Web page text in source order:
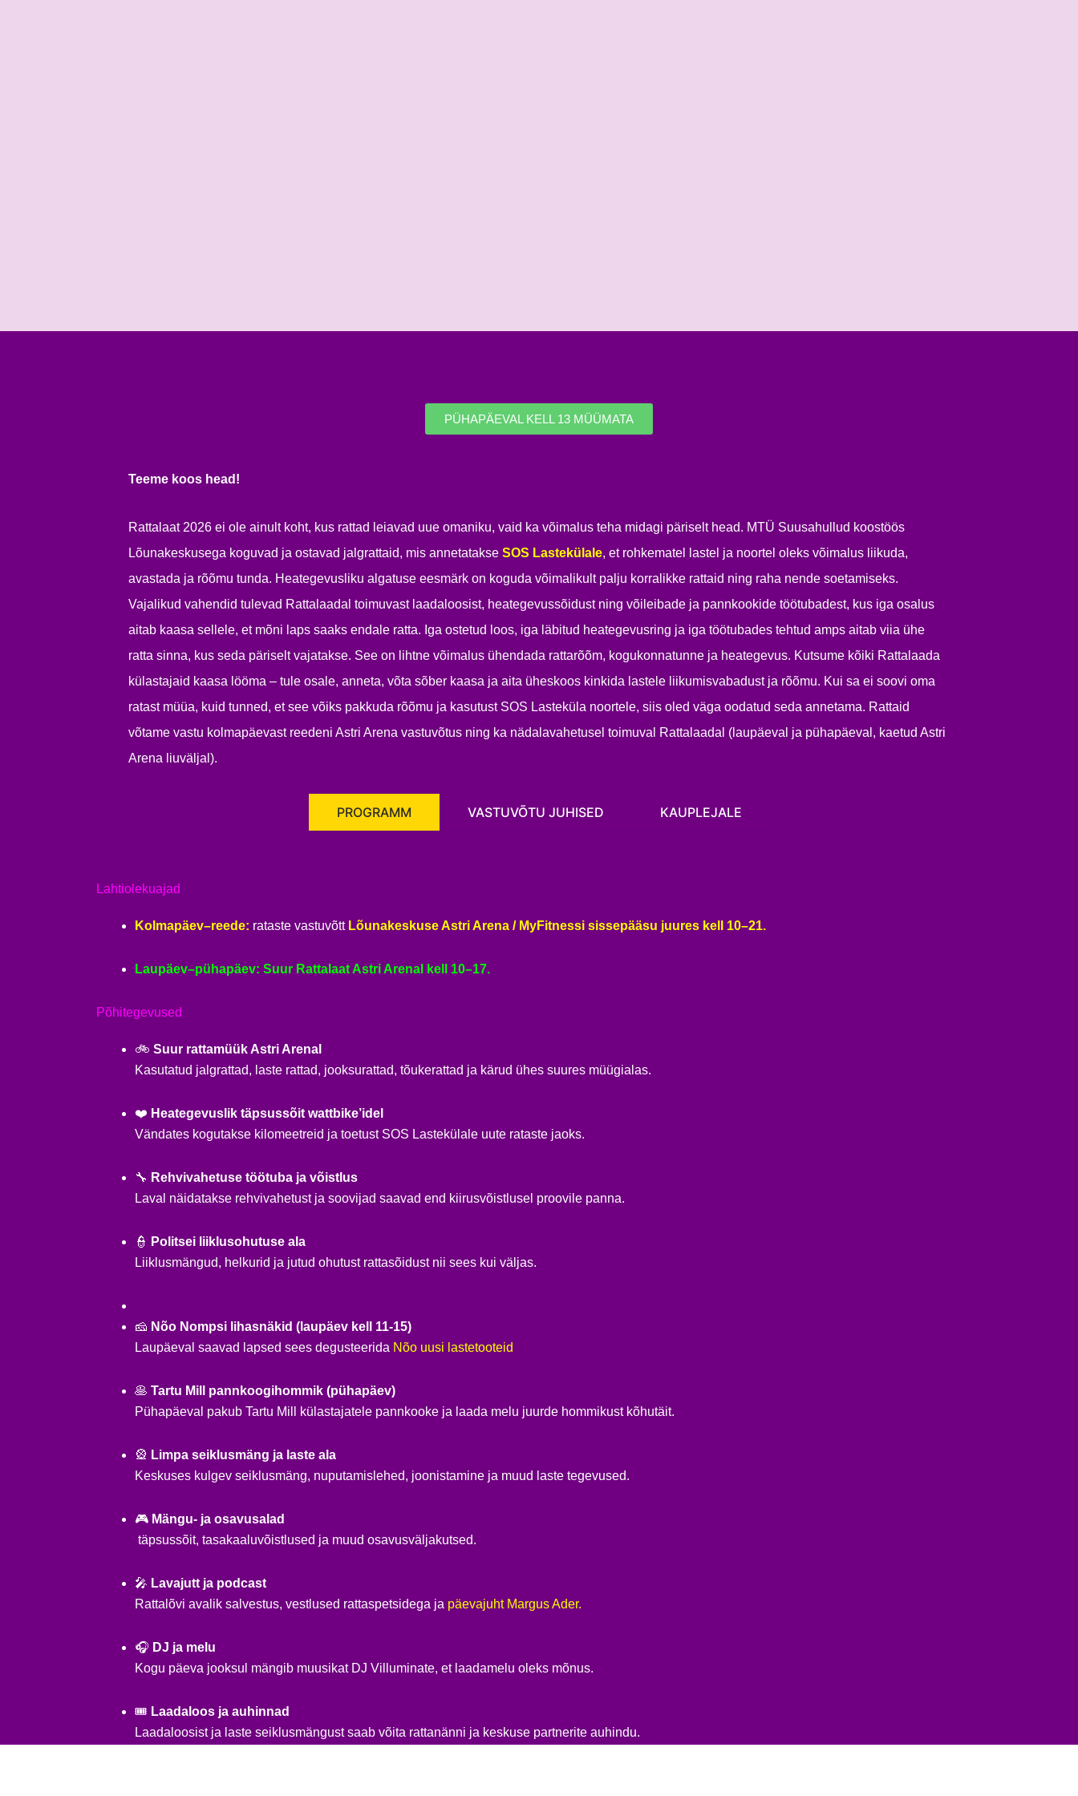
PÜHAPÄEVAL KELL 13 MÜÜMATA
Teeme koos head!
Rattalaat 2026 ei ole ainult koht, kus rattad leiavad uue omaniku, vaid ka võimalus teha midagi päriselt head. MTÜ Suusahullud koostöös
Lõunakeskusega koguvad ja ostavad jalgrattaid, mis annetatakse SOS Lastekülale, et rohkematel lastel ja noortel oleks võimalus liikuda,
avastada ja rõõmu tunda. Heategevusliku algatuse eesmärk on koguda võimalikult palju korralikke rattaid ning raha nende soetamiseks.
Vajalikud vahendid tulevad Rattalaadal toimuvast laadaloosist, heategevussõidust ning võileibade ja pannkookide töötubadest, kus iga osalus
aitab kaasa sellele, et mõni laps saaks endale ratta. Iga ostetud loos, iga läbitud heategevusring ja iga töötubades tehtud amps aitab viia ühe
ratta sinna, kus seda päriselt vajatakse. See on lihtne võimalus ühendada rattarõõm, kogukonnatunne ja heategevus. Kutsume kõiki Rattalaada
külastajaid kaasa lööma – tule osale, anneta, võta sõber kaasa ja aita üheskoos kinkida lastele liikumisvabadust ja rõõmu. Kui sa ei soovi oma
ratast müüa, kuid tunned, et see võiks pakkuda rõõmu ja kasutust SOS Lasteküla noortele, siis oled väga oodatud seda annetama. Rattaid
võtame vastu kolmapäevast reedeni Astri Arena vastuvõtus ning ka nädalavahetusel toimuval Rattalaadal (laupäeval ja pühapäeval, kaetud Astri
Arena liuväljal).
PROGRAMM VASTUVÕTU JUHISED KAUPLEJALE
Lahtiolekuajad
Kolmapäev–reede: rataste vastuvõtt Lõunakeskuse Astri Arena / MyFitnessi sissepääsu juures kell 10–21.
Laupäev–pühapäev: Suur Rattalaat Astri Arenal kell 10–17.
Põhitegevused
🚲 Suur rattamüük Astri Arenal
Kasutatud jalgrattad, laste rattad, jooksurattad, tõukerattad ja kärud ühes suures müügialas.
❤️ Heategevuslik täpsussõit wattbike’idel
Vändates kogutakse kilomeetreid ja toetust SOS Lastekülale uute rataste jaoks.
🔧 Rehvivahetuse töötuba ja võistlus
Laval näidatakse rehvivahetust ja soovijad saavad end kiirusvõistlusel proovile panna.
👮 Politsei liiklusohutuse ala
Liiklusmängud, helkurid ja jutud ohutust rattasõidust nii sees kui väljas.
🧀 Nõo Nompsi lihasnäkid (laupäev kell 11-15)
Laupäeval saavad lapsed sees degusteerida Nõo uusi lastetooteid
🥞 Tartu Mill pannkoogihommik (pühapäev)
Pühapäeval pakub Tartu Mill külastajatele pannkooke ja laada melu juurde hommikust kõhutäit.
🎡 Limpa seiklusmäng ja laste ala
Keskuses kulgev seiklusmäng, nuputamislehed, joonistamine ja muud laste tegevused.
🎮 Mängu- ja osavusalad
täpsussõit, tasakaaluvõistlused ja muud osavusväljakutsed.
🎤 Lavajutt ja podcast
Rattalõvi avalik salvestus, vestlused rattaspetsidega ja päevajuht Margus Ader.
🎧 DJ ja melu
Kogu päeva jooksul mängib muusikat DJ Villuminate, et laadamelu oleks mõnus.
🎟 Laadaloos ja auhinnad
Laadaloosist ja laste seiklusmängust saab võita rattanänni ja keskuse partnerite auhindu.